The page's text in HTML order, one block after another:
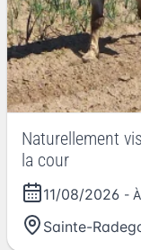
Naturellement
la cour
11/08/2026 -
Sainte-